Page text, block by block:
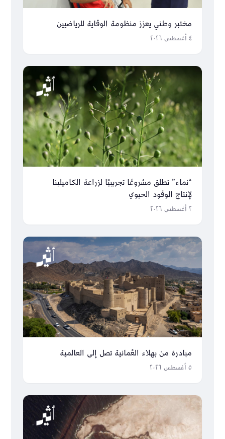
مختبر وطني يعزز منظومة الوقاية للرياضيين
٤ أغسطس ٢٠٢٦
“نماء” تطلق مشروعًا تجريبيًا لزراعة الكاميلينا
لإنتاج الوقود الحيوي
٢ أغسطس ٢٠٢٦
مبادرة من بهلاء العُمانية تصل إلى العالمية
٥ أغسطس ٢٠٢٦